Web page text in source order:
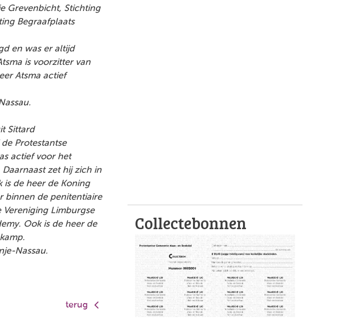
Grevenbicht, Stichting
Begraafplaats
en was er altijd
is voorzitter van
Atsma actief
Sittard
Protestantse
actief voor het
zet hij zich in
is de heer de Koning
binnen de penitentiaire
Limburgse
Ook is de heer de
Nassau.
terug
Collectebonnen